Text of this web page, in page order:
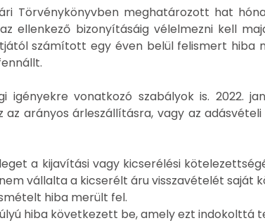
Törvénykönyvben meghatározott hat
ellenkező bizonyításáig vélelmezni kell
számított egy éven belül felismert hiba
igényekre vonatkozó szabályok is. 2022.
az arányos árleszállításra, vagy az adásvételi
a kijavítási vagy kicserélési
vállalta a kicserélt áru visszavételét saját
hiba merült fel.
hiba következett be, amely ezt indokolttá